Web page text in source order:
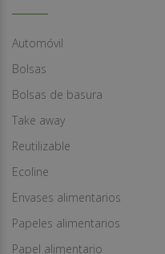
Automóvil
Bolsas
Bolsas de basura
Take away
Reutilizable
Ecoline
Envases alimentarios
Papeles alimentarios
Papel alimentario